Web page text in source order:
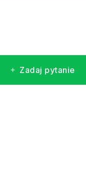
Zadaj pytanie